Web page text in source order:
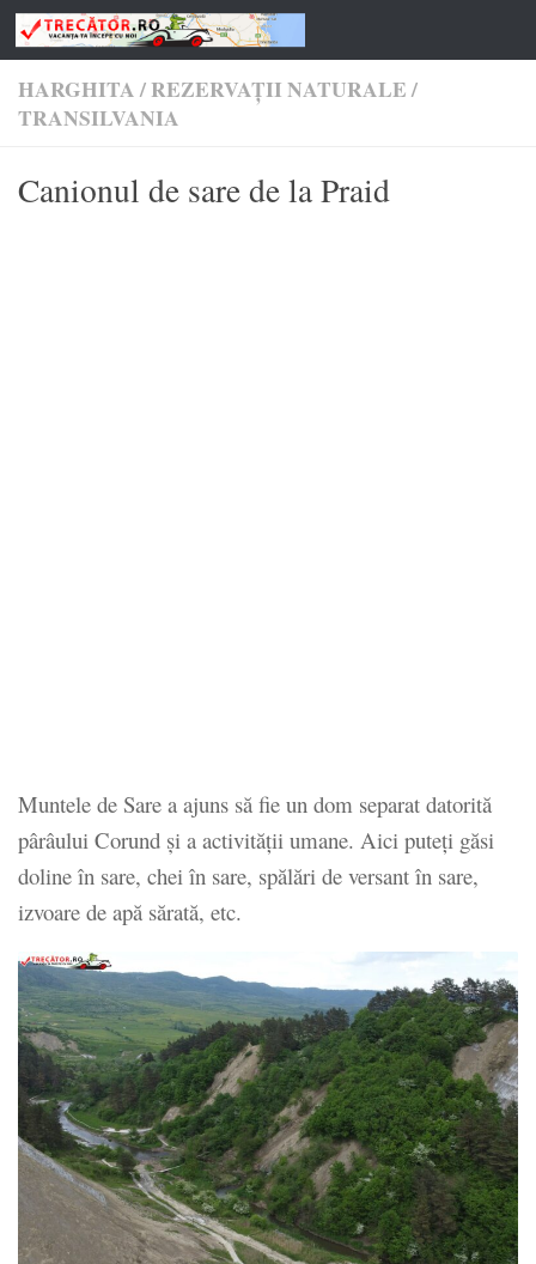
Skip to content
HARGHITA/REZERVAȚII NATURALE/
TRANSILVANIA
Canionul de sare de la Praid
Muntele de Sare a ajuns să fie un dom separat datorită
pârâului Corund și a activității umane. Aici puteți găsi
doline în sare, chei în sare, spălări de versant în sare,
izvoare de apă sărată, etc.